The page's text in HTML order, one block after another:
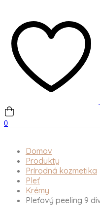
0
Domov
Produkty
Prírodná kozmetika
Pleť
Krémy
Pleťový peeling 9